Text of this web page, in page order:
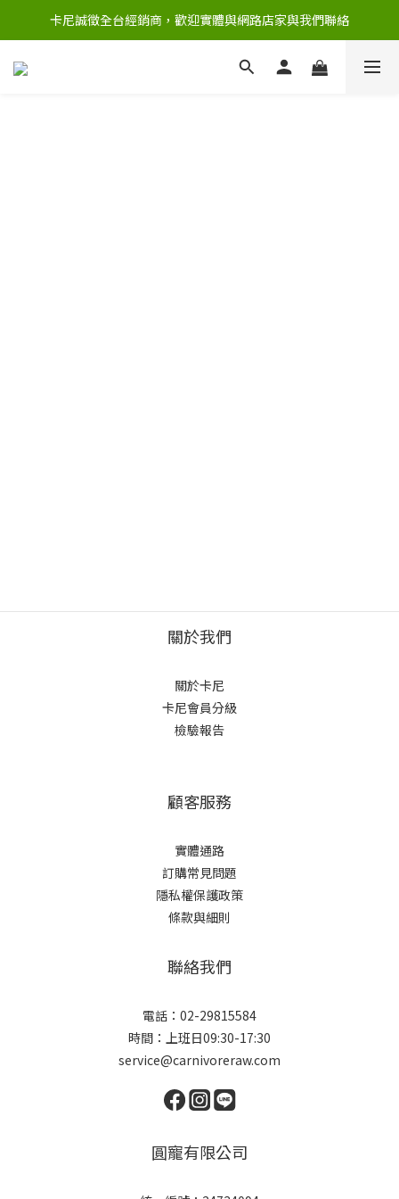
卡尼誠徵全台經銷商，歡迎實體與網路店家與我們聯絡
關於我們
關於卡尼
卡尼會員分級
檢驗報告
顧客服務
實體通路
訂購常見問題
隱私權保護政策
條款與細則
聯絡我們
電話：02-29815584
時間：上班日09:30-17:30
service@carnivoreraw.com
圓寵有限公司